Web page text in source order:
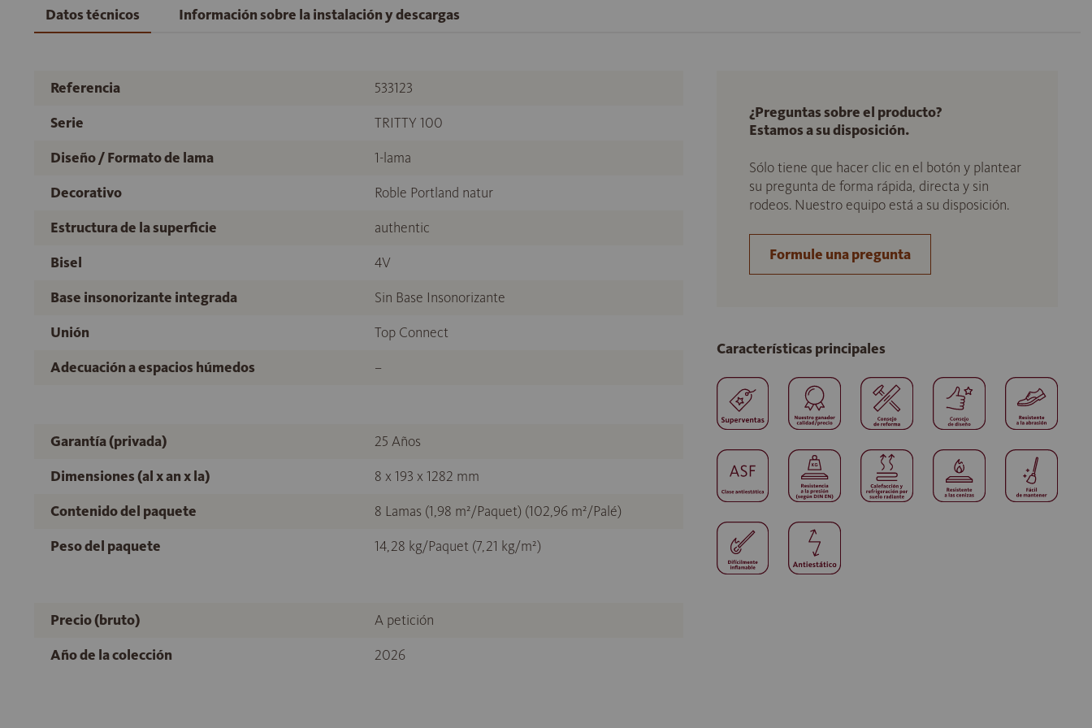
Datos técnicos Información sobre la instalación y descargas
Referencia
533123
Serie
TRITTY 100
Diseño / Formato de lama
1-lama
Decorativo
Roble Portland natur
Estructura de la superficie
authentic
Bisel
4V
Base insonorizante integrada
Sin Base Insonorizante
Unión
Top Connect
Adecuación a espacios húmedos
–
Garantía (privada)
25 Años
Dimensiones (al x an x la)
8 x 193 x 1282 mm
Contenido del paquete
8 Lamas (1,98 m²/Paquet) (102,96 m²/Palé)
Peso del paquete
14,28 kg/Paquet (7,21 kg/m²)
Precio (bruto)
A petición
Año de la colección
2026
¿Preguntas sobre el producto?
Estamos a su disposición.
Sólo tiene que hacer clic en el botón y plantear
su pregunta de forma rápida, directa y sin
rodeos. Nuestro equipo está a su disposición.
Formule una pregunta
Características principales